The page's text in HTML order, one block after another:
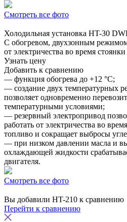
Смотреть все фото
Холодильная установка HT-30
С обогревом, двухзонным
от электричества во время стоянки
Узнать цену
Добавить к сравнению
— функция обогрева до +12 °C;
— создание двух температурных
позволяет одновременно
температурными условиями;
— резервный электропривод
работать от электричества во
топливо и сокращает выбросы
— при низком давлении масла и
охлаждающей жидкости
двигателя.
Смотреть все фото
Вы добавили HT-210 к сравнению
Перейти к сравнению